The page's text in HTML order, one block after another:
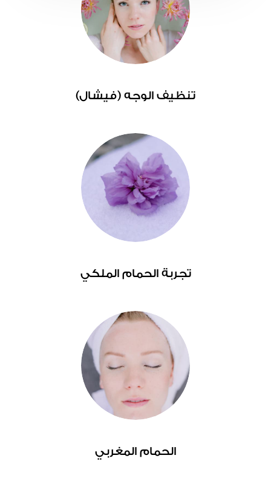
تنظيف الوجه (فيشال)
تجربة الحمام الملكي
الحمام المغربي